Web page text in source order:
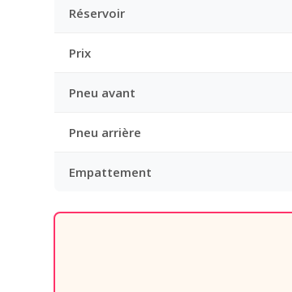
Réservoir
Prix
Pneu avant
Pneu arrière
Empattement